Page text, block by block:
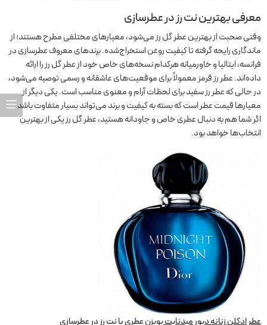
معرفی بهترین نت رز در عطرسازی
وقتی صحبت از بهترین عطر گل رز می‌شود، معیارهای مختلفی مطرح هستند؛ از
ماندگاری رایحه گرفته تا کیفیت روغن استخراج‌شده. برندهای معروف عطرسازی در
فرانسه، ایتالیا و خاورمیانه هرکدام نسخه‌های خاص خود از عطر گل رز را ارائه
داده‌اند. عطر رز قرمز معمولاً برای موقعیت‌های عاشقانه و رسمی توصیه می‌شود،
در حالی که عطر رز سفید برای لحظات آرام و معنوی مناسب است. یکی دیگر از
معیارها قیمت عطر است که بسته به کیفیت و برند می‌تواند بسیار متفاوت باشد.
اگر شما هم به دنبال عطری خاص و جاودانه هستید، عطر گل رز یکی از بهترین
انتخاب‌ها خواهد بود.
عطر ادکلن زنانه دیور میدنایت پویزنعطری با نت رز در عطرسازی